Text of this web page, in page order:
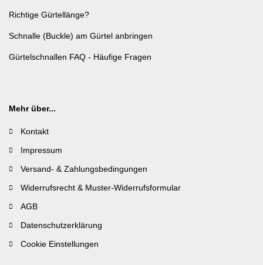
Richtige Gürtellänge?
Schnalle (Buckle) am Gürtel anbringen
Gürtelschnallen FAQ - Häufige Fragen
Mehr über...
Kontakt
Impressum
Versand- & Zahlungsbedingungen
Widerrufsrecht & Muster-Widerrufsformular
AGB
Datenschutzerklärung
Cookie Einstellungen